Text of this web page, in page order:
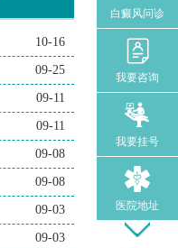
10-16
09-25
09-11
09-11
09-08
09-08
09-03
09-03
白癜风问诊
我要咨询
我要挂号
医院地址